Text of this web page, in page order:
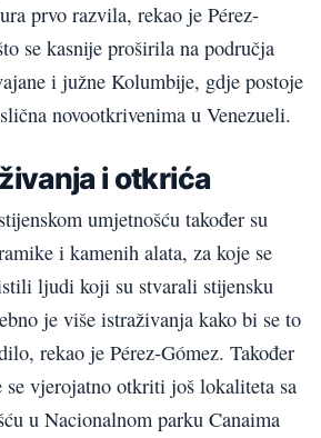
prvo razvila, rekao je Pérez-
se kasnije proširila na područja
i južne Kolumbije, gdje postoje
novootkrivenima u Venezueli.
i otkrića
umjetnošću također su
i kamenih alata, za koje se
ljudi koji su stvarali stijensku
je više istraživanja kako bi se to
rekao je Pérez-Gómez. Također
se vjerojatno otkriti još lokaliteta sa
u Nacionalnom parku Canaima